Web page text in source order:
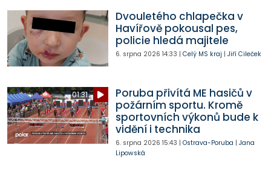
Dvouletého chlapečka v
Havířově pokousal pes,
policie hledá majitele
6. srpna 2026 14:33 | Celý MS kraj | Jiří Cileček
01:31
Poruba přivítá ME hasičů v
požárním sportu. Kromě
sportovních výkonů bude k
vidění i technika
6. srpna 2026 15:43 | Ostrava-Poruba | Jana
Lipowská